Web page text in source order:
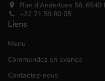
Rue d'Anderlues 56, 6540
+32 71 59 80 05
Liens
Menu
Commandez en avance
Contactez-nous